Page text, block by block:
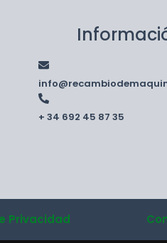
+ 34 692 45 87 35
Privacidad